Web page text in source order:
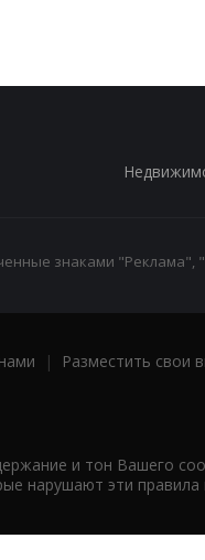
знаками "Реклама",
| Разместить свои
и тон Вашего
нарушают эти правила